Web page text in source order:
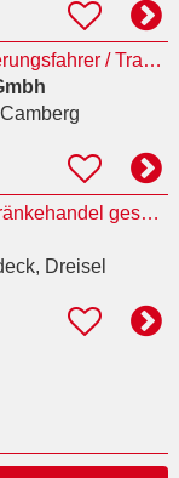
Fahrer Klasse BE / Auslieferungsfahrer / Transportfahrer (m/w/d)
Auslieferungsfahrer für Getränkehandel gesucht
Dreisel